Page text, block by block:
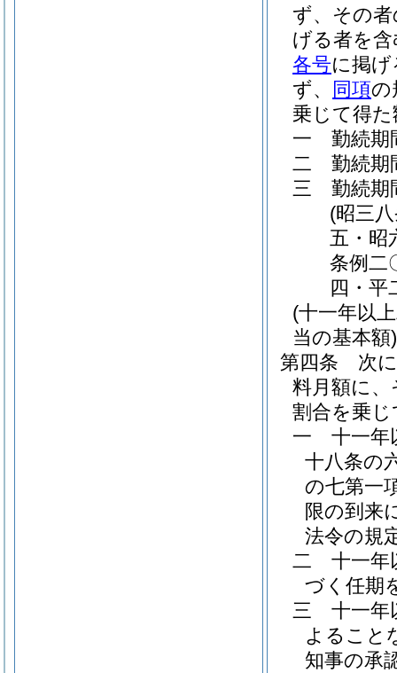
ず、その
げる者を
各号に掲
ず、
同項の
乗じて得
一
勤続
二
勤続
三
勤続
(昭三
五・昭
条例二
四・平
(十一年以
当の基本額)
第四条
次
料月額に
割合を乗
一
十一年
十八条の
の七第一
限の到来
法令の規
二
十一年
づく任期
三
十一年
よること
知事の承